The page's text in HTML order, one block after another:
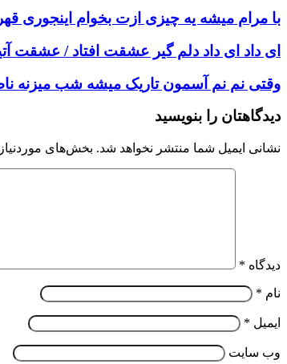
با مرام میشه یه چیزی ازت بخوام اینجوری
ای داد ای داد دلم گیر عشقت‌ افتاد / عشقت
وقتی نم نم آسمون تاریک میشه شب میزنه
دیدگاهتان را بنویسید
نشانی ایمیل شما منتشر نخواهد شد. بخش‌های
دیدگاه *
نام *
ایمیل *
وب‌ سایت